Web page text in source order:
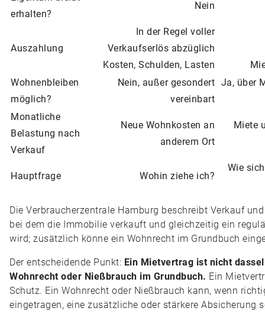
erhalten?
Nein
Auszahlung
In der Regel voller
Verkaufserlös abzüglich
Kosten, Schulden, Lasten
Wohnenbleiben
möglich?
Nein, außer gesondert
vereinbart
Ja, über
Monatliche
Belastung nach
Verkauf
Neue Wohnkosten an
anderem Ort
Miete
Hauptfrage Wohin ziehe ich?
Wie
Die Verbraucherzentrale Hamburg beschreibt Verkauf
bei dem die Immobilie verkauft und gleichzeitig ein
wird; zusätzlich könne ein Wohnrecht im Grundbuch
Der entscheidende Punkt: Ein Mietvertrag ist nicht
Wohnrecht oder Nießbrauch im Grundbuch. Ein
Schutz. Ein Wohnrecht oder Nießbrauch kann, wenn
eingetragen, eine zusätzliche oder stärkere Absicherung